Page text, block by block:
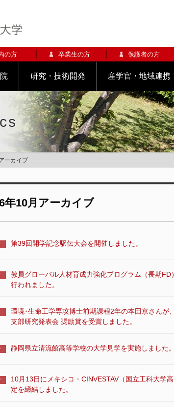
の方 卒業生の方 保護者の方
研究・技術開発 産学官・地域連携
ーカイブ
年10月アーカイブ
第39回開学記念駅伝大会を開催しました。
教員グローバル人材育成力強化プログラム（長期
行われました。
環境･生命工学専攻博士前期課程2年の本田京さんが
支部研究発表会 奨励賞を受賞しました。
静岡県立清流館高等学校の大学見学を実施しました。
10月13日にメキシコ・CINVESTAV（国立工科大学
定を締結しました。